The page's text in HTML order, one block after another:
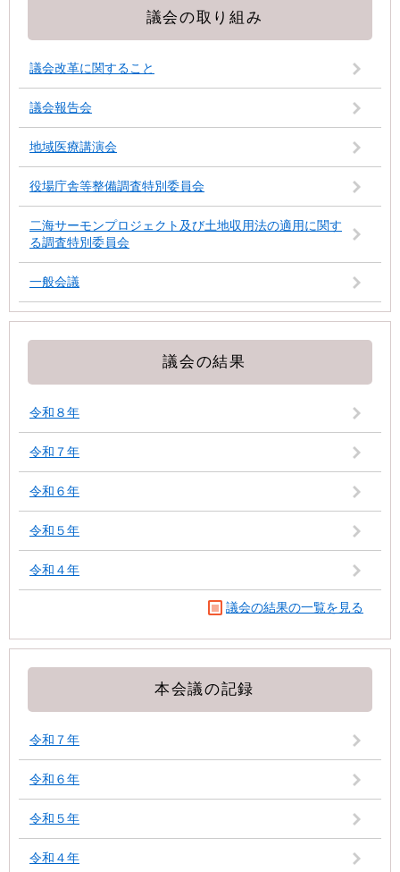
議会の取り組み
議会改革に関すること
議会報告会
地域医療講演会
役場庁舎等整備調査特別委員会
二海サーモンプロジェクト及び土地収用法の適用に関す
る調査特別委員会
一般会議
議会の結果
令和８年
令和７年
令和６年
令和５年
令和４年
議会の結果の一覧を見る
本会議の記録
令和７年
令和６年
令和５年
令和４年